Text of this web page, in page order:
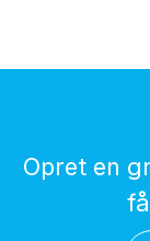
Opret en